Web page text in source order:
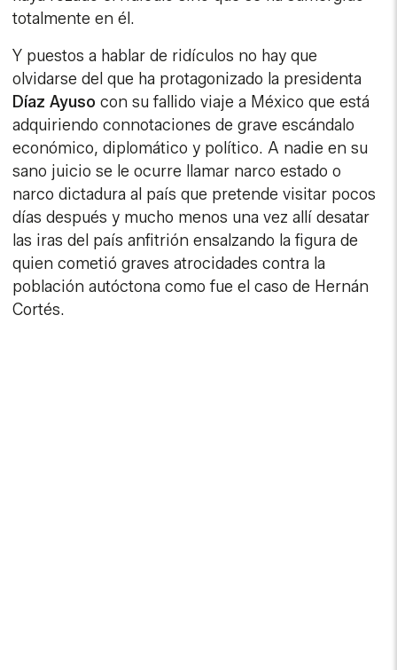
totalmente en él.
Y puestos a hablar de ridículos no hay que
olvidarse del que ha protagonizado la presidenta
Díaz Ayuso con su fallido viaje a México que está
adquiriendo connotaciones de grave escándalo
económico, diplomático y político. A nadie en su
sano juicio se le ocurre llamar narco estado o
narco dictadura al país que pretende visitar pocos
días después y mucho menos una vez allí desatar
las iras del país anfitrión ensalzando la figura de
quien cometió graves atrocidades contra la
población autóctona como fue el caso de Hernán
Cortés.